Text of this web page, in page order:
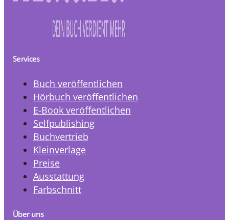
Services
Buch veröffentlichen
Hörbuch veröffentlichen
E-Book veröffentlichen
Selfpublishing
Buchvertrieb
Kleinverlage
Preise
Ausstattung
Farbschnitt
Über uns